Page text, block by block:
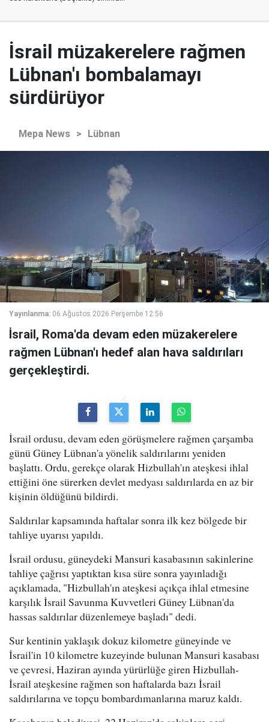
İsrail müzakerelere rağmen
Lübnan'ı bombalamayı
sürdürüyor
Mepa News > Lübnan
Yayınlanma: 06 Ağustos 2026 Perşembe 12:56
İsrail, Roma'da devam eden müzakerelere
rağmen Lübnan'ı hedef alan hava saldırıları
gerçekleştirdi.
İsrail ordusu, devam eden görüşmelere rağmen çarşamba
günü Güney Lübnan'a yönelik saldırılarını yeniden
başlattı. Ordu, gerekçe olarak Hizbullah'ın ateşkesi ihlal
ettiğini öne sürerken devlet medyası saldırılarda en az bir
kişinin öldüğünü bildirdi.
Saldırılar kapsamında haftalar sonra ilk kez bölgede bir
tahliye uyarısı yapıldı.
İsrail ordusu, güneydeki Mansuri kasabasının sakinlerine
tahliye çağrısı yaptıktan kısa süre sonra yayınladığı
açıklamada, "Hizbullah'ın ateşkesi açıkça ihlal etmesine
karşılık İsrail Savunma Kuvvetleri Güney Lübnan'da
hassas saldırılar düzenlemeye başladı" dedi.
Sur kentinin yaklaşık dokuz kilometre güneyinde ve
İsrail'in 10 kilometre kuzeyinde bulunan Mansuri kasabası
ve çevresi, Haziran ayında yürürlüğe giren Hizbullah-
İsrail ateşkesine rağmen son haftalarda bazı İsrail
saldırılarına ve topçu bombardımanlarına maruz kaldı.